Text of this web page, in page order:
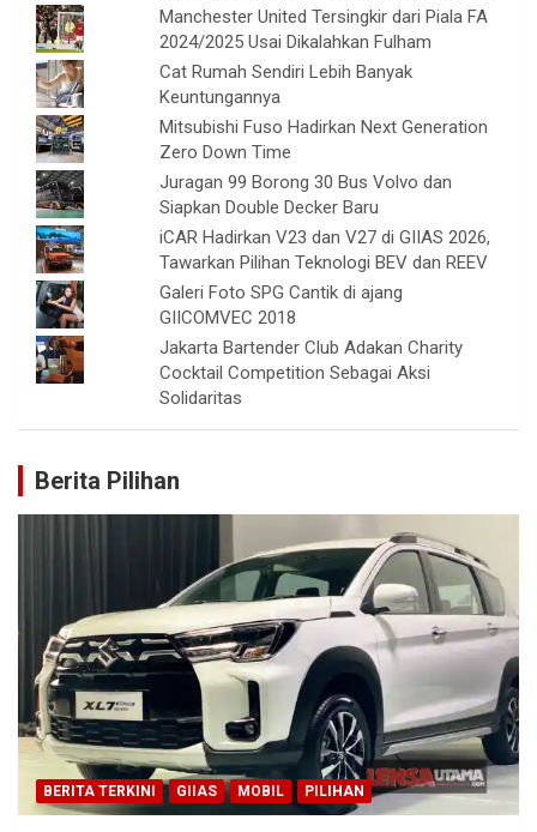
Manchester United Tersingkir dari Piala FA
2024/2025 Usai Dikalahkan Fulham
Cat Rumah Sendiri Lebih Banyak
Keuntungannya
Mitsubishi Fuso Hadirkan Next Generation
Zero Down Time
Juragan 99 Borong 30 Bus Volvo dan
Siapkan Double Decker Baru
iCAR Hadirkan V23 dan V27 di GIIAS 2026,
Tawarkan Pilihan Teknologi BEV dan REEV
Galeri Foto SPG Cantik di ajang
GIICOMVEC 2018
Jakarta Bartender Club Adakan Charity
Cocktail Competition Sebagai Aksi
Solidaritas
Berita Pilihan
BERITA TERKINI GIIAS MOBIL PILIHAN